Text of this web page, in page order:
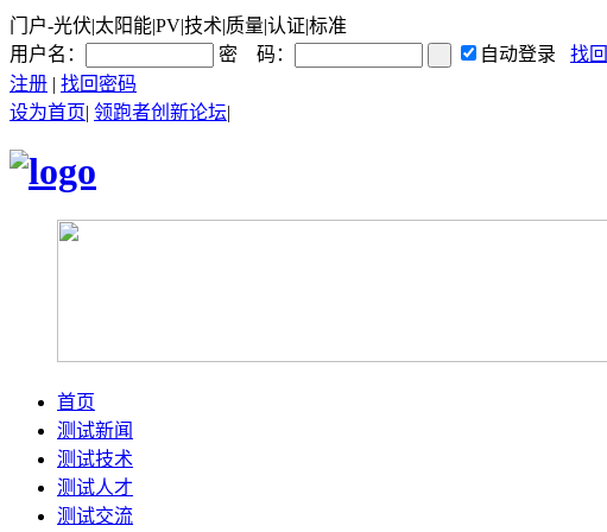
门户-光伏|太阳能|PV|技术|质量|认证|标准
用户名：
密 码： 自动登录 找
注册 | 找回密码
设为首页| 领跑者创新论坛|
首页
测试新闻
测试技术
测试人才
测试交流